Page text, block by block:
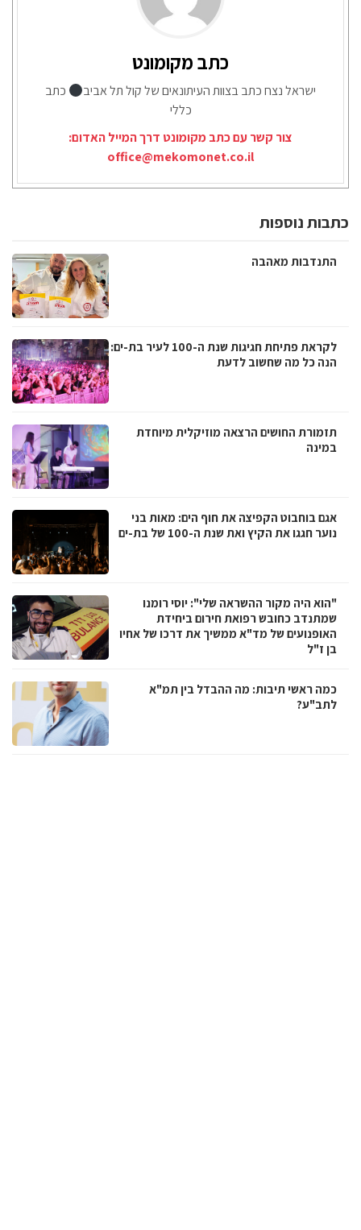
כתב מקומונט
ישראל נצח כתב בצוות העיתונאים של קול תל אביב
כתב
כללי
צור קשר עם כתב מקומונט דרך המייל האדום:
office@mekomonet.co.il
כתבות נוספות
התנדבות מאהבה
לקראת פתיחת חגיגות שנת ה-100 לעיר בת-ים:
הנה כל מה שחשוב לדעת
תזמורת החושים הרצאה מוזיקלית מיוחדת
במינה
אגם בוחבוט הקפיצה את חוף הים: מאות בני
נוער חגגו את הקיץ ואת שנת ה-100 של בת-ים
"הוא היה מקור ההשראה שלי": יוסי רומנו
שמתנדב כחובש רפואת חירום ביחידת
האופנועים של מד"א ממשיך את דרכו של אחיו
בן ז"ל
כמה ראשי תיבות: מה ההבדל בין תמ"א
לתב"ע?